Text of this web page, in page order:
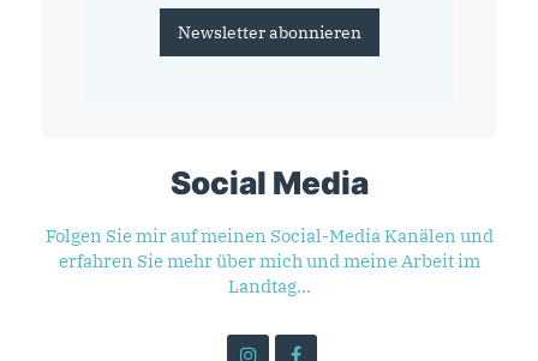
Newsletter abonnieren
Social Media
Folgen Sie mir auf meinen Social-Media Kanälen und
erfahren Sie mehr über mich und meine Arbeit im
Landtag...